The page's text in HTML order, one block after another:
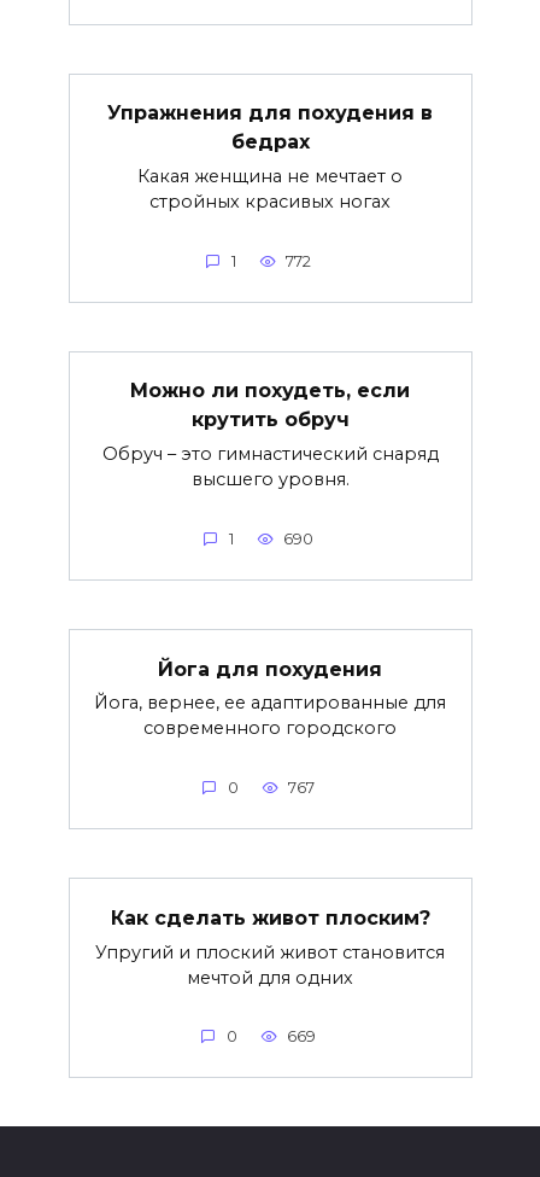
Упражнения для похудения в
бедрах
Какая женщина не мечтает о
стройных красивых ногах
1 772
Можно ли похудеть, если
крутить обруч
Обруч – это гимнастический снаряд
высшего уровня.
1 690
Йога для похудения
Йога, вернее, ее адаптированные для
современного городского
0 767
Как сделать живот плоским?
Упругий и плоский живот становится
мечтой для одних
0 669